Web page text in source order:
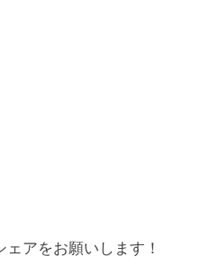
アをお願いします！